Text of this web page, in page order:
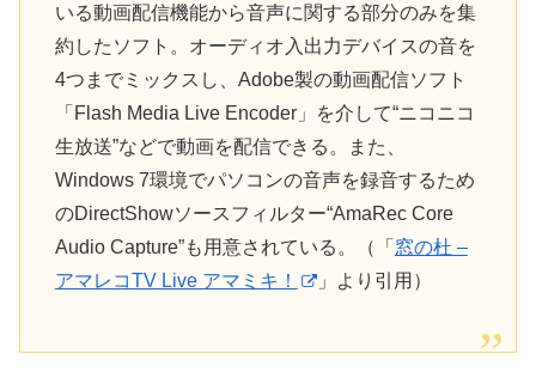
いる動画配信機能から音声に関する部分のみを集
約したソフト。オーディオ入出力デバイスの音を
4つまでミックスし、Adobe製の動画配信ソフト
「Flash Media Live Encoder」を介して“ニコニコ
生放送”などで動画を配信できる。また、
Windows 7環境でパソコンの音声を録音するため
のDirectShowソースフィルター“AmaRec Core
Audio Capture”も用意されている。（「 窓の杜 –
アマレコTV Live アマミキ！
」より引用）